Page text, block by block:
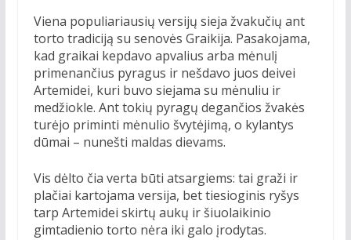
Viena populiariausių versijų sieja žvakučių ant
torto tradiciją su senovės Graikija. Pasakojama,
kad graikai kepdavo apvalius arba mėnulį
primenančius pyragus ir nešdavo juos deivei
Artemidei, kuri buvo siejama su mėnuliu ir
medžiokle. Ant tokių pyragų degančios žvakės
turėjo priminti mėnulio švytėjimą, o kylantys
dūmai – nunešti maldas dievams.
Vis dėlto čia verta būti atsargiems: tai graži ir
plačiai kartojama versija, bet tiesioginis ryšys
tarp Artemidei skirtų aukų ir šiuolaikinio
gimtadienio torto nėra iki galo įrodytas.